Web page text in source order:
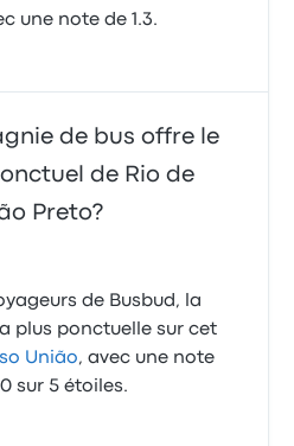
une note de 1.3.
de bus offre le
de Rio de
Preto?
de Busbud, la
plus ponctuelle sur cet
União, avec une note
sur 5 étoiles.